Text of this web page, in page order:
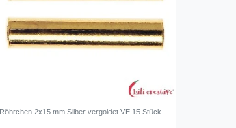
Röhrchen 2x15 mm Silber vergoldet VE 15 Stück